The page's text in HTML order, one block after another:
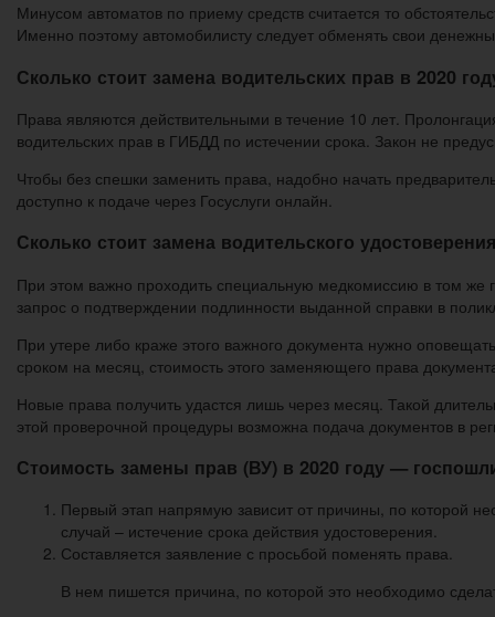
Минусом автоматов по приему средств считается то
Именно поэтому автомобилисту следует обменять свои
Сколько стоит замена водительских прав в 2020
Права являются действительными в течение 10 лет.
водительских прав в ГИБДД по истечении срока. Закон не
Чтобы без спешки заменить права, надобно начать
доступно к подаче через Госуслуги онлайн.
Сколько стоит замена водительского удостоверения
При этом важно проходить специальную медкомиссию в том же
запрос о подтверждении подлинности выданной справки в
При утере либо краже этого важного документа нужно
сроком на месяц, стоимость этого заменяющего права
Новые права получить удастся лишь через месяц. Такой
этой проверочной процедуры возможна подача документов в
Стоимость замены прав (ВУ) в 2020 году —
Первый этап напрямую зависит от причины, по которой
случай – истечение срока действия удостоверения.
Составляется заявление с просьбой поменять права.
В нем пишется причина, по которой это необходимо